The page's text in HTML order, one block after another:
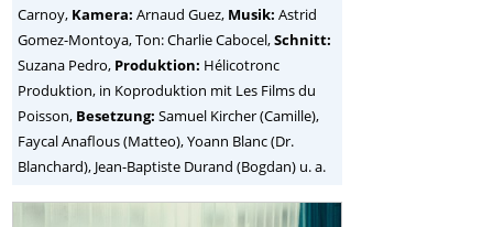
Carnoy, Kamera: Arnaud Guez, Musik: Astrid
Gomez-Montoya, Ton: Charlie Cabocel,Schnitt:
Suzana Pedro, Produktion: Hélicotronc
Produktion, in Koproduktion mit Les Films du
Poisson, Besetzung: Samuel Kircher (Camille),
Faycal Anaflous (Matteo), Yoann Blanc (Dr.
Blanchard), Jean-Baptiste Durand (Bogdan) u. a.